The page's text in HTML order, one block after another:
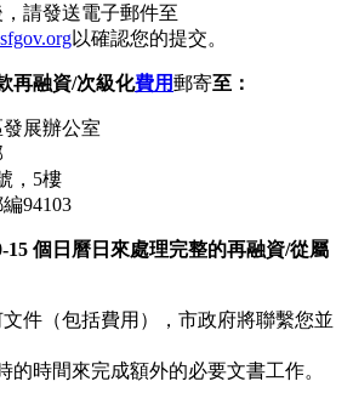
請發送電子郵件至
以確認您的提交。
再融資/次級化費用郵寄至：
展辦公室
，5樓
94103
15 個日曆日來處理完整的再融資/從屬
件（包括費用），市政府將聯繫您並
的時間來完成額外的必要文書工作。